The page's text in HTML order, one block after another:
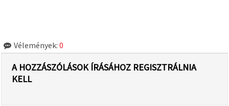
Vélemények: 0
A HOZZÁSZÓLÁSOK ÍRÁSÁHOZ REGISZTRÁLNIA
KELL